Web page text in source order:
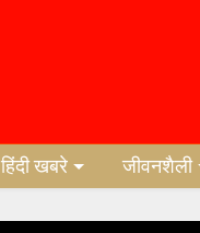
हिंदी खबरे जीवनशैली